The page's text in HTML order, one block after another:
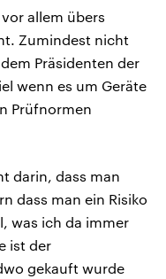
allem übers
Zumindest nicht
Präsidenten der
wenn es um Geräte
Prüfnormen
darin, dass man
dass man ein Risiko
was ich da immer
ist der
gekauft wurde